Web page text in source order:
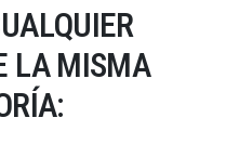
LA MISMA